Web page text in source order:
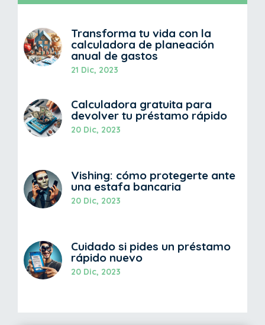
Transforma tu vida con la
calculadora de planeación
anual de gastos
21 Dic, 2023
Calculadora gratuita para
devolver tu préstamo rápido
20 Dic, 2023
Vishing: cómo protegerte ante
una estafa bancaria
20 Dic, 2023
Cuidado si pides un préstamo
rápido nuevo
20 Dic, 2023